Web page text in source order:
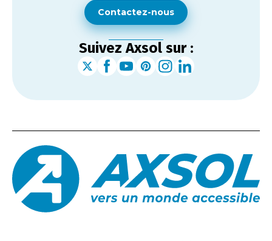
Contactez-nous
Suivez Axsol sur :